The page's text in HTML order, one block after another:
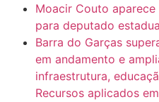
Moacir Couto
para deputado
Barra do Garças
em andamento e
infraestrutura,
Recursos aplicados